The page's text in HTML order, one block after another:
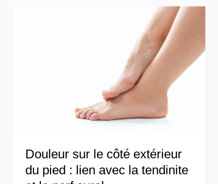
Douleur sur le côté extérieur
du pied : lien avec la tendinite
la
tendinite
et